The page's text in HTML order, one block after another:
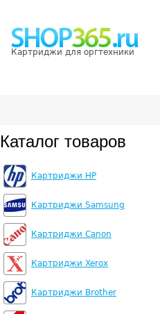
Картриджи для оргтехники
Каталог товаров
Картриджи HP
Картриджи Samsung
Картриджи Canon
Картриджи Xerox
Картриджи Brother